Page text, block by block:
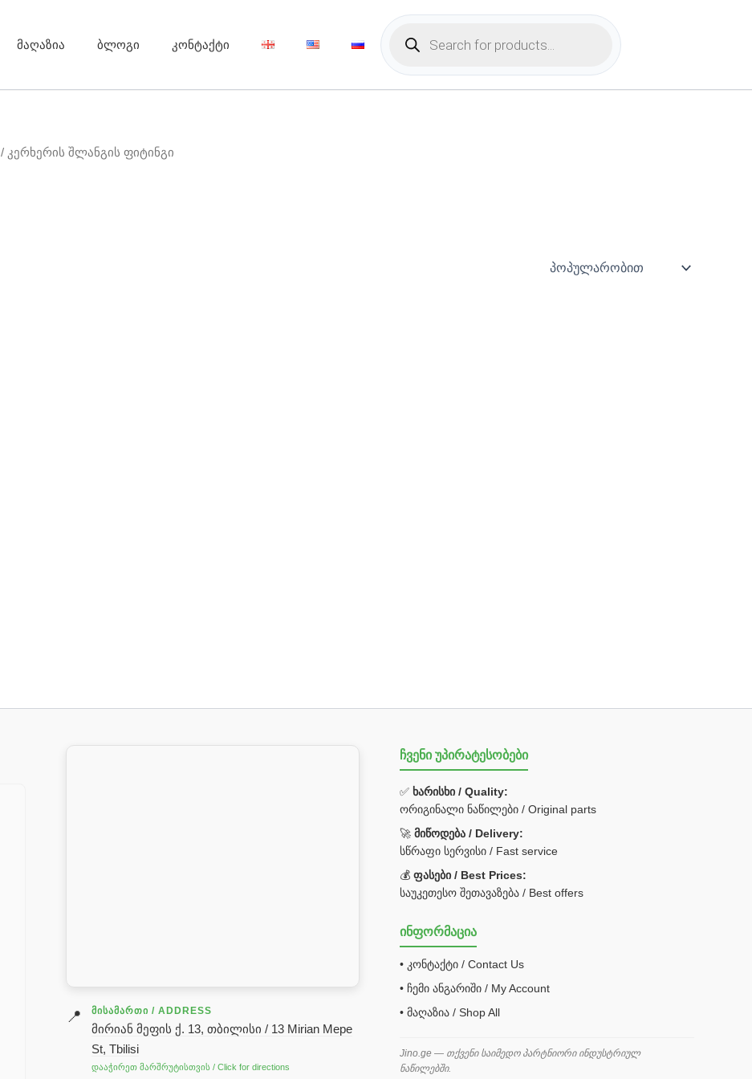
მაღაზია ბლოგი კონტაქტი
Products
search
/ კერხერის შლანგის ფიტინგი
📍 ᲛᲘᲡᲐᲛᲐᲠᲗᲘ / ADDRESS
მირიან მეფის ქ. 13, თბილისი / 13 Mirian Mepe
St, Tbilisi
დააჭირეთ მარშრუტისთვის / Click for directions
ჩვენი უპირატესობები
✅ ხარისხი / Quality:
ორიგინალი ნაწილები / Original parts
🚀მიწოდება / Delivery:
სწრაფი სერვისი / Fast service
💰ფასები / Best Prices:
საუკეთესო შეთავაზება / Best offers
ინფორმაცია
• კონტაქტი / Contact Us
• ჩემი ანგარიში / My Account
• მაღაზია / Shop All
Jino.ge — თქვენი საიმედო პარტნიორი ინდუსტრიულ
ნაწილებში.